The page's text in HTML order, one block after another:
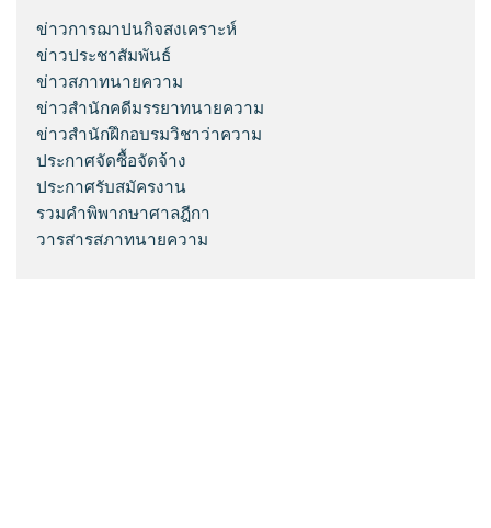
ข่าวการฌาปนกิจสงเคราะห์
ข่าวประชาสัมพันธ์
ข่าวสภาทนายความ
ข่าวสำนักคดีมรรยาทนายความ
ข่าวสำนักฝึกอบรมวิชาว่าความ
ประกาศจัดซื้อจัดจ้าง
ประกาศรับสมัครงาน
รวมคำพิพากษาศาลฎีกา
วารสารสภาทนายความ